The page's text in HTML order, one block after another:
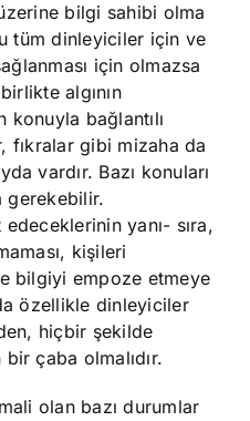
bilgi sahibi olma
tüm dinleyiciler için ve
için olmazsa
algının
bağlantılı
fıkralar gibi mizaha da
vardır. Bazı konuları
gerekebilir.
edeceklerinin yanı- sıra,
kişileri
bilgiyi empoze etmeye
özellikle dinleyiciler
hiçbir şekilde
çaba olmalıdır.
olan bazı durumlar